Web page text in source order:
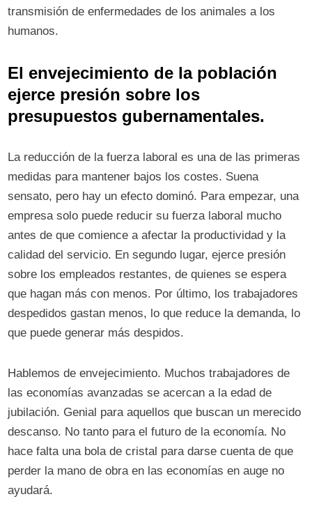
transmisión de enfermedades de los animales a los
humanos.
El envejecimiento de la población
ejerce presión sobre los
presupuestos gubernamentales.
La reducción de la fuerza laboral es una de las primeras
medidas para mantener bajos los costes. Suena
sensato, pero hay un efecto dominó. Para empezar, una
empresa solo puede reducir su fuerza laboral mucho
antes de que comience a afectar la productividad y la
calidad del servicio. En segundo lugar, ejerce presión
sobre los empleados restantes, de quienes se espera
que hagan más con menos. Por último, los trabajadores
despedidos gastan menos, lo que reduce la demanda, lo
que puede generar más despidos.
Hablemos de envejecimiento. Muchos trabajadores de
las economías avanzadas se acercan a la edad de
jubilación. Genial para aquellos que buscan un merecido
descanso. No tanto para el futuro de la economía. No
hace falta una bola de cristal para darse cuenta de que
perder la mano de obra en las economías en auge no
ayudará.